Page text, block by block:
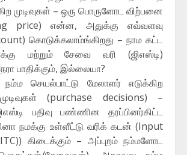
முடிவுகள் – ஒரு பொருளோட விற்பனை
price) என்ன, அதுக்கு எவ்வளவு
கொடுக்கலாம்ங்கிறது – நாம கட்ட
மற்றும் சேவை வரி (ஜிஎஸ்டி)
பாதிக்கும், இல்லையா?
நம்ம செயல்பாட்டு மேலாளர் எடுக்கிற
(purchase decisions) –
பதிவு பண்ணின தரப்பினர்கிட்ட
நமக்கு உள்ளீட்டு வரிக் கடன் (Input
கிடைக்கும் – அப்புறம் நம்மளோட